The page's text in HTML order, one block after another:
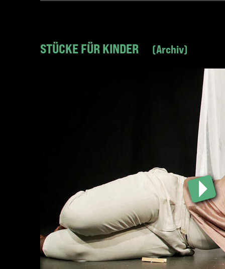
STÜCKE FÜR KINDER Archiv